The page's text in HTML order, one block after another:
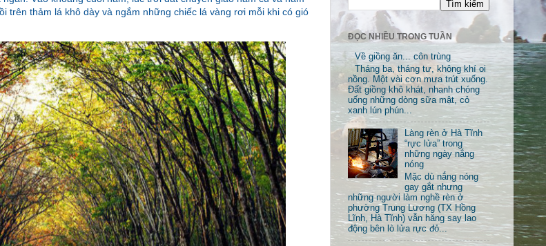
trên thảm lá khô dày và ngắm những chiếc lá vàng rơi mỗi khi có gió
ĐỌC NHIỀU TRONG TUẦN
Về giồng ăn... côn trùng
Tháng ba, tháng tư, không khí oi
nồng. Một vài cơn mưa trút xuống.
Đất giồng khô khát, nhanh chóng
uống những dòng sữa mật, cỏ
xanh lún phún...
Làng rèn ở Hà Tĩnh
“rực lửa” trong
những ngày nắng
nóng
Mặc dù nắng nóng
gay gắt nhưng
những người làm nghề rèn ở
phường Trung Lương (TX Hồng
Lĩnh, Hà Tĩnh) vẫn hăng say lao
động bên lò lửa rực đỏ...